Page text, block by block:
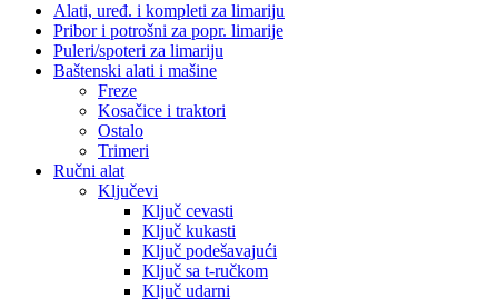
Alati, uređ. i kompleti za limariju
Pribor i potrošni za popr. limarije
Puleri/spoteri za limariju
Baštenski alati i mašine
Freze
Kosačice i traktori
Ostalo
Trimeri
Ručni alat
Ključevi
Ključ cevasti
Ključ kukasti
Ključ podešavajući
Ključ sa t-ručkom
Ključ udarni